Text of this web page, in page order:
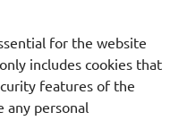
for the website
includes cookies that
features of the
any personal